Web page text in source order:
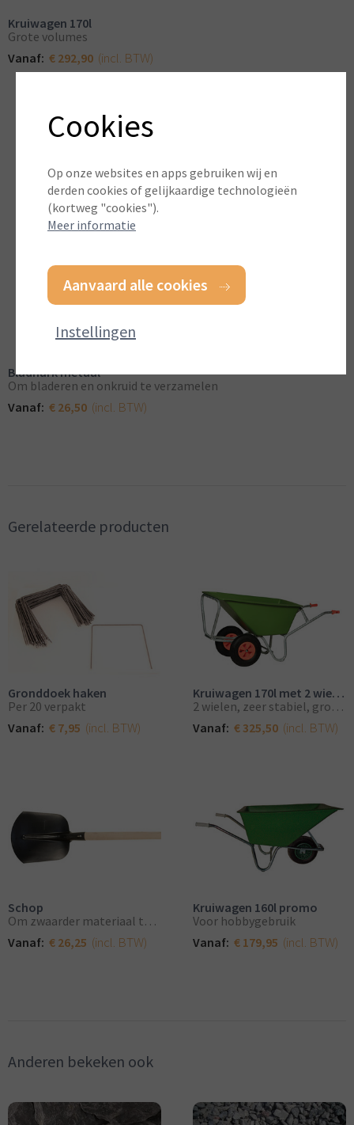
Kruiwagen 170l
Grote volumes
Vanaf: € 292,90 (incl. BTW)
Bladhark metaal
Om bladeren en onkruid te verzamelen
Vanaf: € 26,50 (incl. BTW)
Gerelateerde producten
Gronddoek haken
Per 20 verpakt
Vanaf: € 7,95 (incl. BTW)
Kruiwagen 170l met 2 wielen
2 wielen, zeer stabiel, grote volumes
Vanaf: € 325,50 (incl. BTW)
Schop
Om zwaarder materiaal te scheppen
Vanaf: € 26,25 (incl. BTW)
Kruiwagen 160l promo
Voor hobbygebruik
Vanaf: € 179,95 (incl. BTW)
Anderen bekeken ook
Cookies
Op onze websites en apps gebruiken wij en
derden cookies of gelijkaardige technologieën
(kortweg "cookies").
Meer informatie
Aanvaard alle cookies
Instellingen